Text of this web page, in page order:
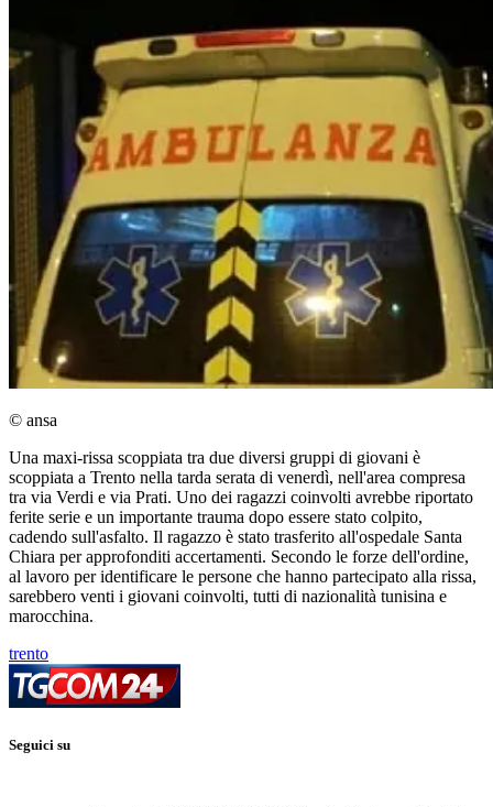
© ansa
Una maxi-rissa scoppiata tra due diversi gruppi di giovani è
scoppiata a Trento nella tarda serata di venerdì, nell'area compresa
tra via Verdi e via Prati. Uno dei ragazzi coinvolti avrebbe riportato
ferite serie e un importante trauma dopo essere stato colpito,
cadendo sull'asfalto. Il ragazzo è stato trasferito all'ospedale Santa
Chiara per approfonditi accertamenti. Secondo le forze dell'ordine,
al lavoro per identificare le persone che hanno partecipato alla rissa,
sarebbero venti i giovani coinvolti, tutti di nazionalità tunisina e
marocchina.
trento
Seguici su